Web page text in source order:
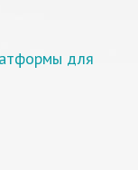
для